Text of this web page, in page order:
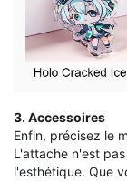
3. Accessoires
Enfin, précisez le
L'attache n'est
l'esthétique. Que